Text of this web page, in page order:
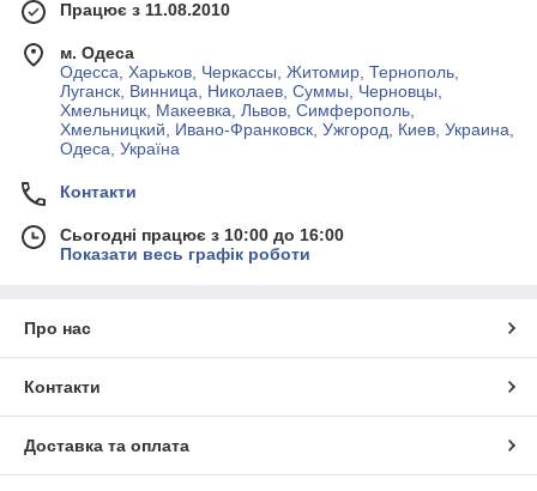
Працює з 11.08.2010
м. Одеса
Одесса, Харьков, Черкассы, Житомир, Тернополь,
Луганск, Винница, Николаев, Суммы, Черновцы,
Хмельницк, Макеевка, Львов, Симферополь,
Хмельницкий, Ивано-Франковск, Ужгород, Киев, Украина,
Одеса, Україна
Контакти
Сьогодні працює з 10:00 до 16:00
Показати весь графік роботи
Про нас
Контакти
Доставка та оплата